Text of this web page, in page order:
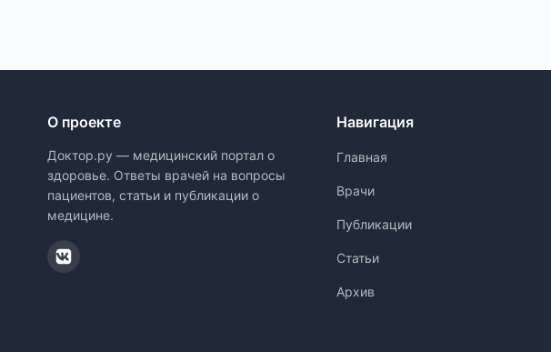
О проекте
Доктор.ру — медицинский портал о
здоровье. Ответы врачей на вопросы
пациентов, статьи и публикации о
медицине.
Навигация
Главная
Врачи
Публикации
Статьи
Архив